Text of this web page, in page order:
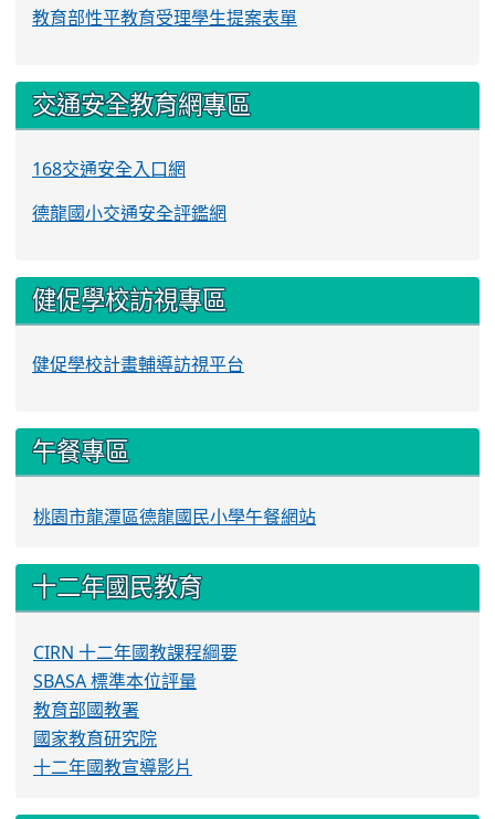
教育部性平教育受理學生提案表單
交通安全教育網專區
168交通安全入口網
德龍國小交通安全評鑑網
健促學校訪視專區
健促學校計畫輔導訪視平台
午餐專區
桃園市龍潭區德龍國民小學午餐網站
十二年國民教育
CIRN 十二年國教課程綱要
SBASA 標準本位評量
教育部國教署
國家教育研究院
十二年國教宣導影片